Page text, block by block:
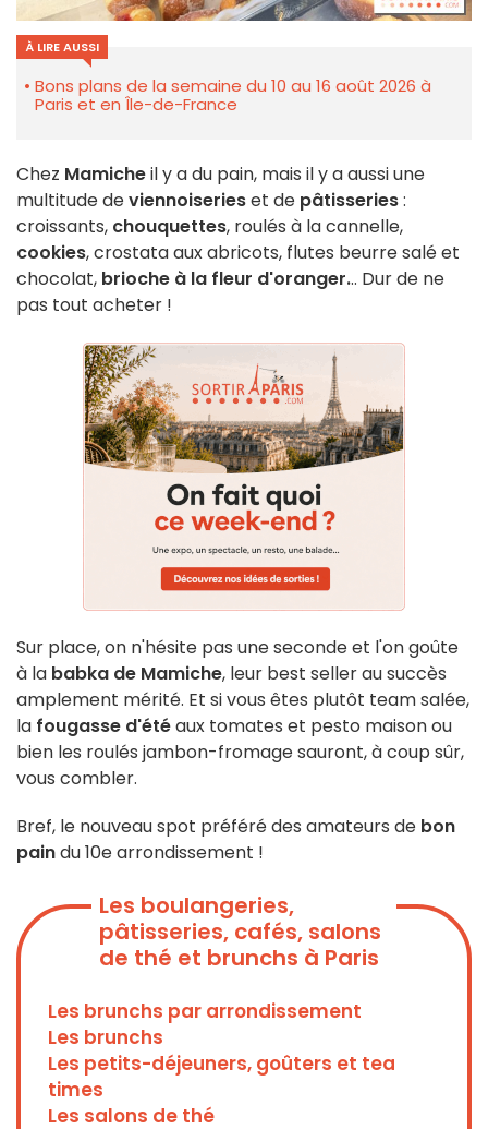
À LIRE AUSSI
Bons plans de la semaine du 10 au 16 août 2026 à
Paris et en Île-de-France
Chez Mamicheil y a du pain, mais il y a aussi une
multitude deviennoiserieset de pâtisseries:
croissants, chouquettes, roulés à la cannelle,
cookies, crostata aux abricots, flutes beurre salé et
chocolat, brioche à la fleur d'oranger... Dur de ne
pas tout acheter !
Sur place, on n'hésite pas une seconde et l'on goûte
à la babka de Mamiche, leur best seller au succès
amplement mérité. Et si vous êtes plutôt team salée,
la fougasse d'étéaux tomates et pesto maison ou
bien les roulés jambon-fromage sauront, à coup sûr,
vous combler.
Bref, le nouveau spot préféré des amateurs de bon
paindu 10e arrondissement !
Les boulangeries,
pâtisseries, cafés, salons
de thé et brunchs à Paris
Les brunchs par arrondissement
Les brunchs
Les petits-déjeuners, goûters et tea
times
Les salons de thé